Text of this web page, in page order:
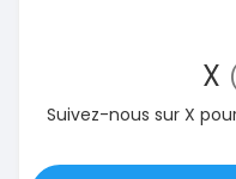
X
Suivez-nous sur X